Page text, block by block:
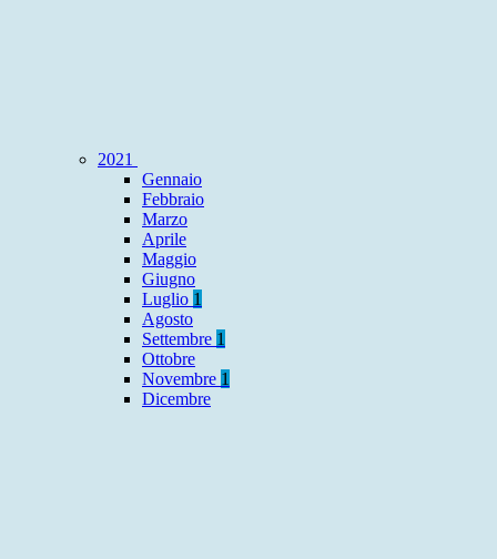
2021
Gennaio
Febbraio
Marzo
Aprile
Maggio
Giugno
Luglio 1
Agosto
Settembre 1
Ottobre
Novembre 1
Dicembre